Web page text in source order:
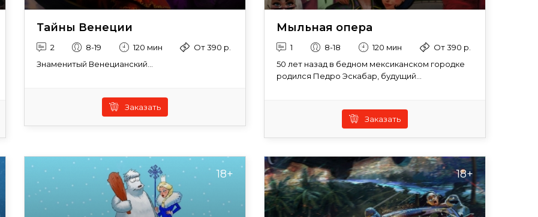
Тайны Венеции
2 8-19 120 мин
От 390 р.
Знаменитый Венецианский...
Заказать
Мыльная опера
1 8-18 120 мин
От 390 р.
50 лет назад в бедном мексиканском городке
родился Педро Эскабар, будущий...
Заказать
18+ 18+